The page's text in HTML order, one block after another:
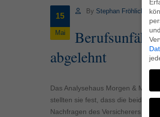
15
Mai
By Stephan Fröhlich
abgelehnt
Das Analysehaus Morgen &
stellten sie fest, dass die beiden
Nachfragen des Versicherers